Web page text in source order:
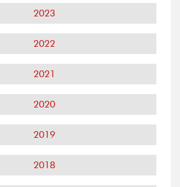
2023
2022
2021
2020
2019
2018